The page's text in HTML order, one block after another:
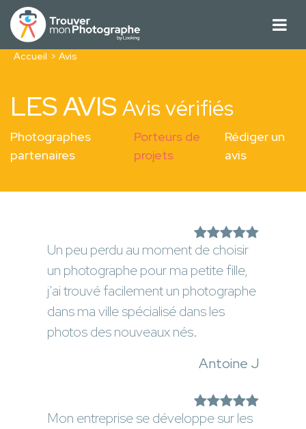
Accueil Avis
LES AVIS Avis vérifiés
Photographes
partenaires
Porteurs de
projets
Rédiger un
avis
Un peu perdu au moment de choisir
un photographe pour ma petite fille,
j’ai trouvé facilement un photographe
dans ma ville spécialisé dans les
photos des nouveaux nés.
Antoine J
Mon entreprise se développe sur les